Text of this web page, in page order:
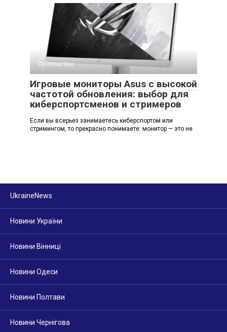
Суспільство
Игровые мониторы Asus с высокой
частотой обновления: выбор для
киберспортсменов и стримеров
Если вы всерьез занимаетесь киберспортом или
стримингом, то прекрасно понимаете: монитор — это не
UkraineNews
Новини України
Новини Вінниці
Новини Одеси
Новини Полтави
Новини Чернігова